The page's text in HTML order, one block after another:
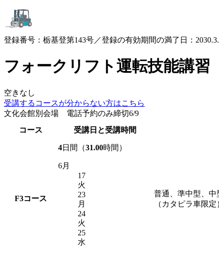
登録番号：栃基登第143号／登録の有効期間の満了日：
フォークリフト運転技能講習
空きなし
受講するコースが分からない方はこちら
文化会館別会場 電話予約のみ締切6/9
コース
受講日と受講時間
F3コース
4日間（31.00時間）
6月
17
火
23
月
24
火
25
水
普通、準中型、
（カタピラ車限